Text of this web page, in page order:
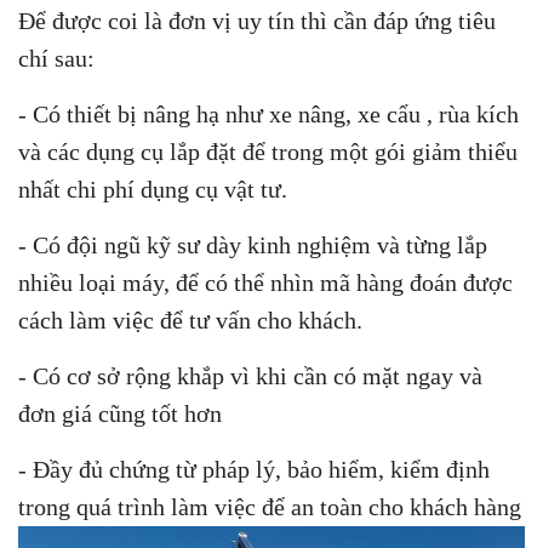
Để được coi là đơn vị uy tín thì cần đáp ứng tiêu
chí sau:
- Có thiết bị nâng hạ như xe nâng, xe cẩu , rùa kích
và các dụng cụ lắp đặt để trong một gói giảm thiểu
nhất chi phí dụng cụ vật tư.
- Có đội ngũ kỹ sư dày kinh nghiệm và từng lắp
nhiều loại máy, để có thể nhìn mã hàng đoán được
cách làm việc để tư vấn cho khách.
- Có cơ sở rộng khắp vì khi cần có mặt ngay và
đơn giá cũng tốt hơn
- Đầy đủ chứng từ pháp lý, bảo hiểm, kiểm định
trong quá trình làm việc để an toàn cho khách hàng